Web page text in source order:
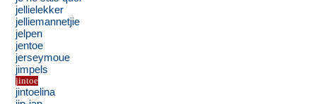
jellielekker
jelliemannetjie
jelpen
jentoe
jerseymoue
jimpels
jintoe
jintoelina